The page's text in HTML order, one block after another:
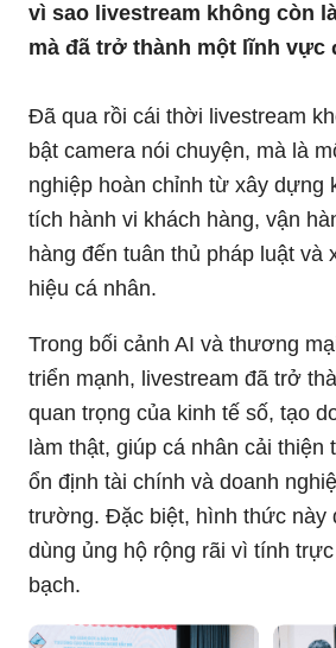
vì sao livestream không còn
mà đã trở thành một lĩnh vực
Đã qua rồi cái thời livestream
bật camera nói chuyện, mà là
nghiệp hoàn chỉnh từ xây dựng
tích hành vi khách hàng, vận
hàng đến tuân thủ pháp luật và
hiệu cá nhân.
Trong bối cảnh AI và thương
triển mạnh, livestream đã trở
quan trọng của kinh tế số, tạo
làm thật, giúp cá nhân cải thiện
ổn định tài chính và doanh
trường. Đặc biệt, hình thức này
dùng ủng hộ rộng rãi vì tính
bạch.